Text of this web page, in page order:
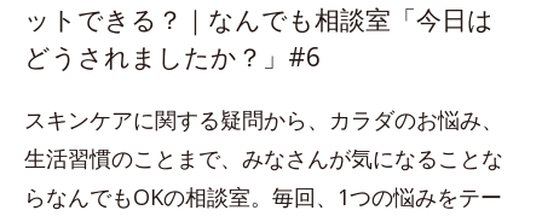
ットできる？｜なんでも相談室「今日は
どうされましたか？」#6
スキンケアに関する疑問から、カラダのお悩み、
生活習慣のことまで、みなさんが気になることな
らなんでもOKの相談室。毎回、1つの悩みをテー